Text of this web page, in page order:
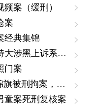
案（缓刑）
案
经典集锦
• 智豪团队代理刘汉、刘维全国特大涉黑上诉系列案一主犯二审辩护
门案
• 智豪成功代理四川送“不作为”锦旗被刑拘案，无罪释放
童案死刑复核案